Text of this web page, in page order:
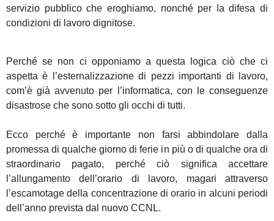
servizio pubblico che eroghiamo, nonché per la difesa di
condizioni di lavoro dignitose.
Perché se non ci opponiamo a questa logica ciò che ci
aspetta è l’esternalizzazione di pezzi importanti di lavoro,
com’è già avvenuto per l’informatica, con le conseguenze
disastrose che sono sotto gli occhi di tutti.
Ecco perché è importante non farsi abbindolare dalla
promessa di qualche giorno di ferie in più o di qualche ora di
straordinario pagato, perché ciò significa accettare
l’allungamento dell’orario di lavoro, magari attraverso
l’escamotage della concentrazione di orario in alcuni periodi
dell’anno prevista dal nuovo CCNL.